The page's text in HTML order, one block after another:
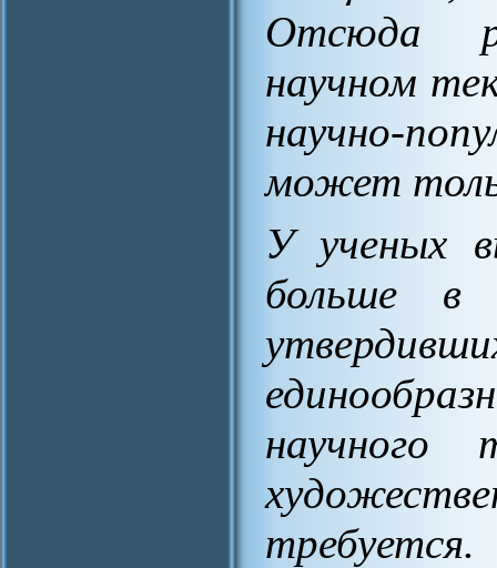
Отсюда
научном
научно-
может
У ученых
больше в
требуется.